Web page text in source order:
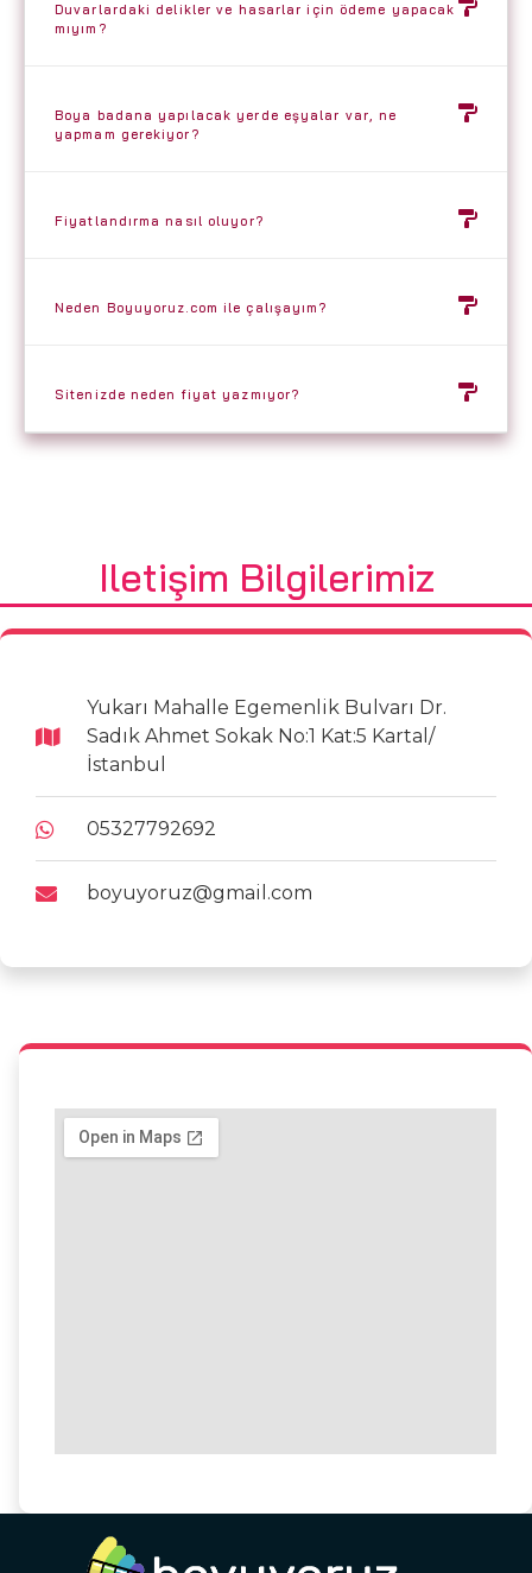
Duvarlardaki delikler ve hasarlar için ödeme yapacak
mıyım?
Boya badana yapılacak yerde eşyalar var, ne
yapmam gerekiyor?
Fiyatlandırma nasıl oluyor?
Neden Boyuyoruz.com ile çalışayım?
Sitenizde neden fiyat yazmıyor?
Iletişim Bilgilerimiz
Yukarı Mahalle Egemenlik Bulvarı Dr.
Sadık Ahmet Sokak No:1 Kat:5 Kartal/
İstanbul
05327792692
boyuyoruz@gmail.com